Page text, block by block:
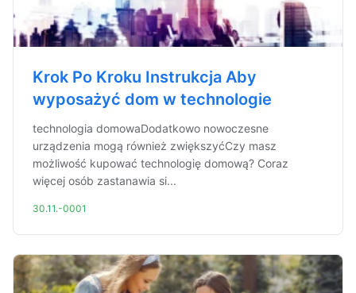
Krok Po Kroku Instrukcja Aby
wyposażyć dom w technologie
technologia domowaDodatkowo nowoczesne
urządzenia mogą również zwiększyćCzy masz
możliwość kupować technologię domową? Coraz
więcej osób zastanawia si...
30.11.-0001